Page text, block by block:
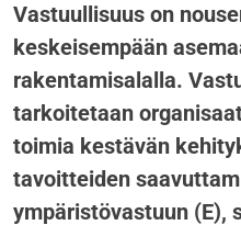
Vastuullisuus on
keskeisempään
rakentamisalalla.
tarkoitetaan
toimia kestävän
tavoitteiden
ympäristövastuun (E),